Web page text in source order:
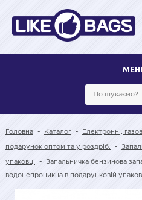
Головна - Каталог - Електронні,
подарунок оптом та у роздріб. -
упаковці - Запальничка бензинова
водонепроникна в подарунковій